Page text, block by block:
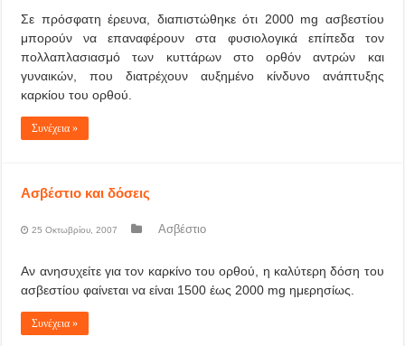
Σε πρόσφατη έρευνα, διαπιστώθηκε ότι 2000 mg ασβεστίου
μπορούν να επαναφέρουν στα φυσιολογικά επίπεδα τον
πολλαπλασιασμό των κυττάρων στο ορθόν αντρών και
γυναικών, που διατρέχουν αυξημένο κίνδυνο ανάπτυξης
καρκίου του ορθού.
Συνέχεια »
Ασβέστιο και δόσεις
25 Οκτωβρίου, 2007 Ασβέστιο
Αν ανησυχείτε για τον καρκίνο του ορθού, η καλύτερη δόση του
ασβεστίου φαίνεται να είναι 1500 έως 2000 mg ημερησίως.
Συνέχεια »